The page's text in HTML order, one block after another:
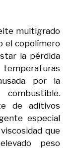
multigrado
el copolímero
la pérdida
por la
de aditivos
especial
que
peso